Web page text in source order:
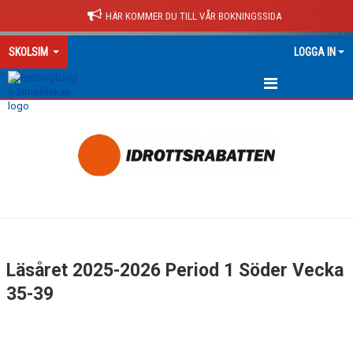
HÄR KOMMER DU TILL VÅR BOKNINGSSIDA
SKOLSIM LOGGA IN
HEM
ALLT OM SKOLSIM
PERIOD 2 SÖDER
Läsåret 2025-2026 Period 1 Söder Vecka
35-39